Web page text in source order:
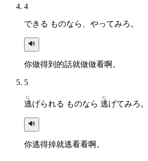
4
できる ものなら、やってみろ。
🔊
你做得到的話就做做看啊。
5
逃
に
げられる ものなら 逃
に
げてみろ。
🔊
你逃得掉就逃看看啊。